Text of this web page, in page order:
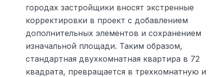
городах застройщики вносят экстренные
корректировки в проект с добавлением
дополнительных элементов и сохранением
изначальной площади. Таким образом,
стандартная двухкомнатная квартира в 72
квадрата, превращается в трехкомнатную и